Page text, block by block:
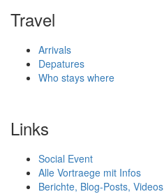
Travel
Arrivals
Depatures
Who stays where
Links
Social Event
Alle Vortraege mit Infos
Berichte, Blog-Posts,